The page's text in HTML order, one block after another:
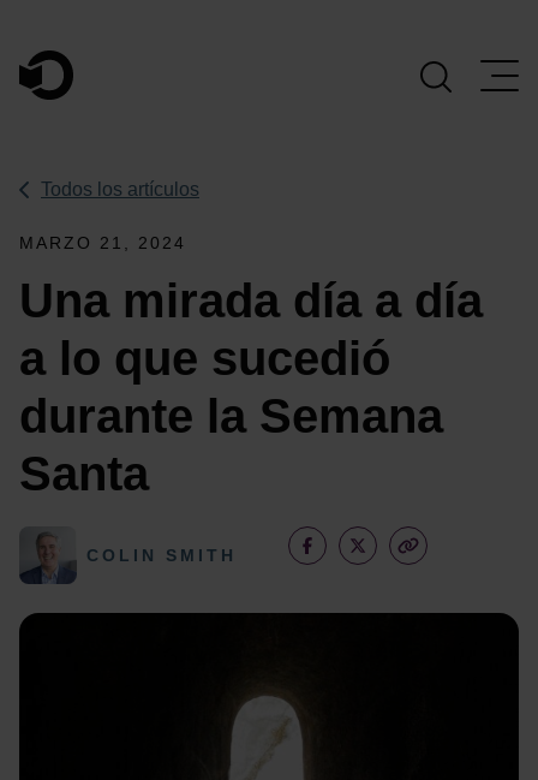
Navegación Principal
Todos los artículos
MARZO 21, 2024
Una mirada día a día
a lo que sucedió
durante la Semana
Santa
COLIN SMITH